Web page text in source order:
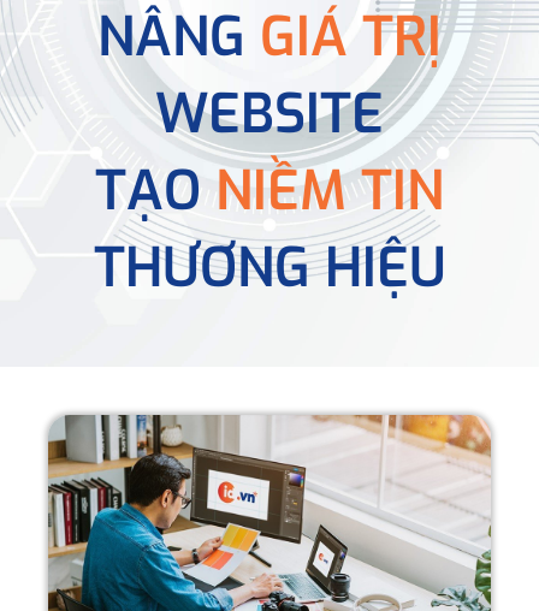
NÂNG GIÁ TRỊ
WEBSITE
TẠONIỀM TIN
THƯƠNG HIỆU